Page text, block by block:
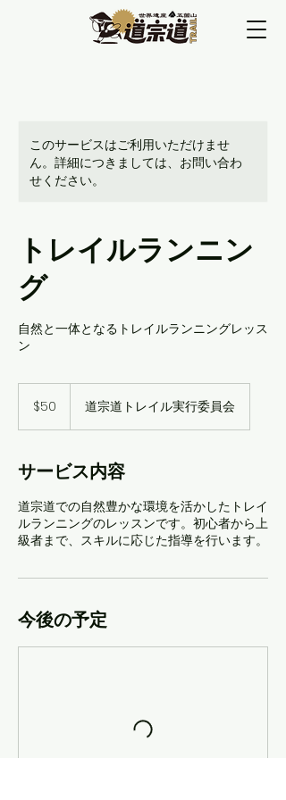
このサービスはご利用いただけませ
ん。詳細につきましては、お問い合わ
せください。
トレイルランニン
グ
自然と一体となるトレイルランニングレッス
ン
$50 道宗道トレイル実行委員会
サービス内容
道宗道での自然豊かな環境を活かしたトレイ
ルランニングのレッスンです。初心者から上
級者まで、スキルに応じた指導を行います。
今後の予定